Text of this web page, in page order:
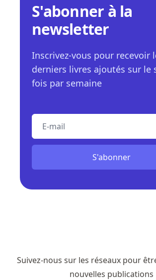
S'abonner à la
newsletter
Inscrivez-vous pour recevoir
derniers livres ajoutés sur le
fois par semaine
E-mail
S'abonner
Suivez-nous sur les réseaux pour
nouvelles publications